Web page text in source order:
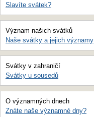
Slavíte svátek?
Význam našich svátků
Naše svátky a jejich významy
Svátky v zahraničí
Svátky u sousedů
O významných dnech
Znáte naše významné dny?